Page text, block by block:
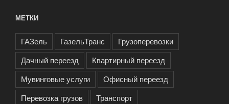
МЕТКИ
ГАЗель ГазельТранс
Грузоперевозки
Дачный переезд
Квартирный переезд
Мувинговые услуги
Офисный переезд
Перевозка грузов
Транспорт